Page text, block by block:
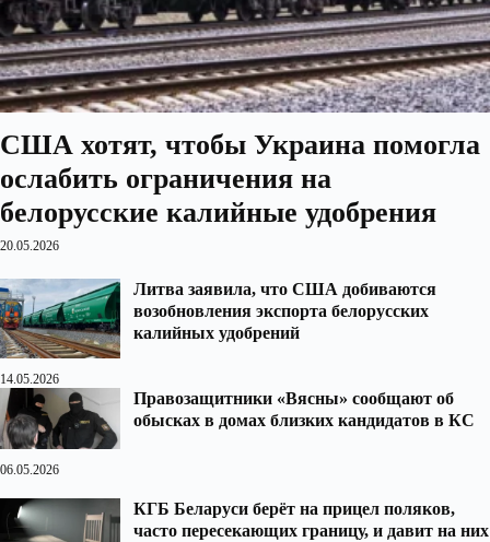
США хотят, чтобы Украина помогла
ослабить ограничения на
белорусские калийные удобрения
20.05.2026
Литва заявила, что США добиваются
возобновления экспорта белорусских
калийных удобрений
14.05.2026
Правозащитники «Вясны» сообщают об
обысках в домах близких кандидатов в КС
06.05.2026
КГБ Беларуси берёт на прицел поляков,
часто пересекающих границу, и давит на них